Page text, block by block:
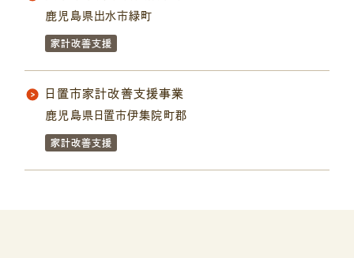
鹿児島県出水市緑町
家計改善支援
日置市家計改善支援事業
鹿児島県日置市伊集院町郡
家計改善支援